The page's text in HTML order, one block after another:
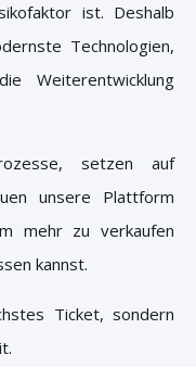
ist. Deshalb
Technologien,
Weiterentwicklung
setzen auf
unsere Plattform
mehr zu verkaufen
kannst.
Ticket, sondern